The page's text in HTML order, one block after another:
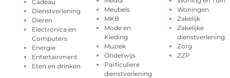
Cadeau
Dienstverlening
Dieren
Electronica en
Computers
Energie
Entertainment
Eten en drinken
Meubels
MKB
Mode en
Kleding
Muziek
Onderwijs
Particuliere
dienstverlening
Woningen
Zakelijk
Zakelijke
dienstverlening
Zorg
ZZP